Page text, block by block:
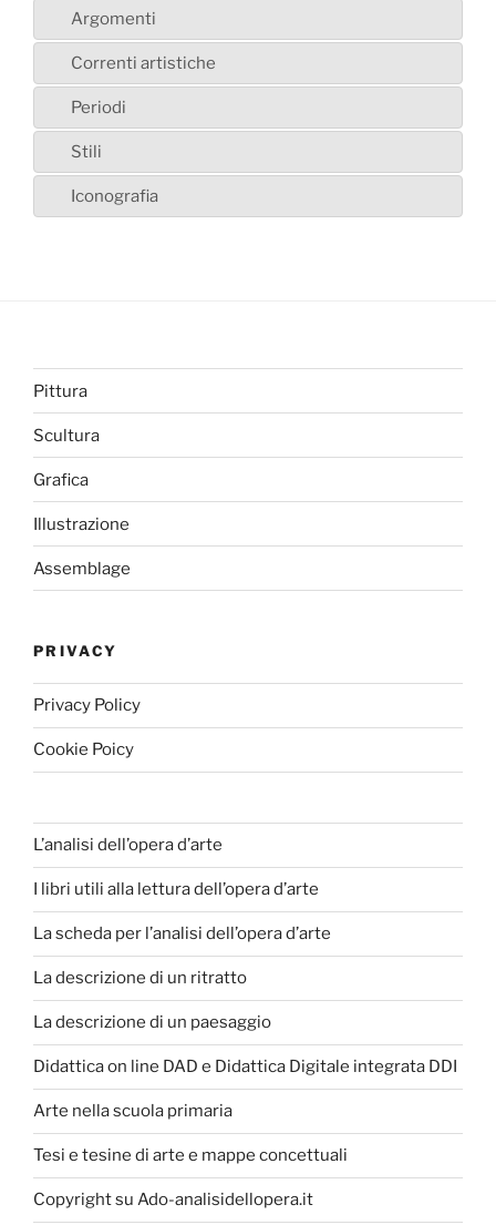
Argomenti
Correnti artistiche
Periodi
Stili
Iconografia
Pittura
Scultura
Grafica
Illustrazione
Assemblage
PRIVACY
Privacy Policy
Cookie Poicy
L’analisi dell’opera d’arte
I libri utili alla lettura dell’opera d’arte
La scheda per l’analisi dell’opera d’arte
La descrizione di un ritratto
La descrizione di un paesaggio
Didattica on line DAD e Didattica Digitale integrata DDI
Arte nella scuola primaria
Tesi e tesine di arte e mappe concettuali
Copyright su Ado-analisidellopera.it